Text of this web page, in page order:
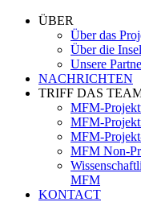
ÜBER
Über das
Über die Insel
Unsere
NACHRICHTEN
TRIFF DAS
MFM-
MFM-
MFM-
MFM Non-
MFM
KONTACT